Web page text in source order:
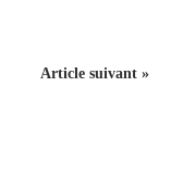
Article suivant »